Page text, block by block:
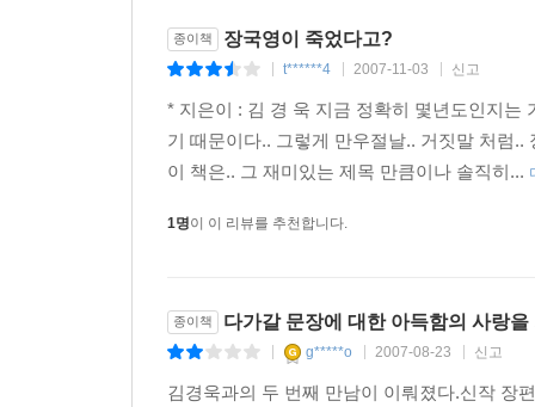
종이책 장국영이 죽었다고?
t******4 2007-11-03 신고
* 지은이 : 김 경 욱 지금 정확히 몇년도인지는
기 때문이다.. 그렇게 만우절날.. 거짓말 처럼
이 책은.. 그 재미있는 제목 만큼이나 솔직히...
1명이 이 리뷰를 추천합니다.
종이책 다가갈 문장에 대한 아득함의 사랑을
g*****o 2007-08-23 신고
김경욱과의 두 번째 만남이 이뤄졌다.신작 장